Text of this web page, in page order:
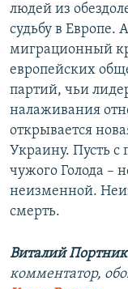
людей из
судьбу в Европе.
миграционный
европейских
партий, чьи
налаживания
открывается
Украину. Пусть с
чужого Голода –
неизменной.
смерть.
Виталий
комментатор,